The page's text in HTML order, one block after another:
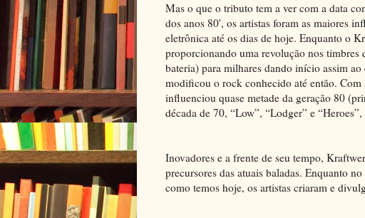
Mas o que o tributo tem a ver com a data
dos anos 80', os artistas foram as maiores
eletrônica até os dias de hoje. Enquanto o
proporcionando uma revolução nos timbres
bateria) para milhares dando início assim
modificou o rock conhecido até então.
influenciou quase metade da geração 80
década de 70, “Low”, “Lodger” e
Inovadores e a frente de seu tempo,
precursores das atuais baladas. Enquanto
como temos hoje, os artistas criaram e